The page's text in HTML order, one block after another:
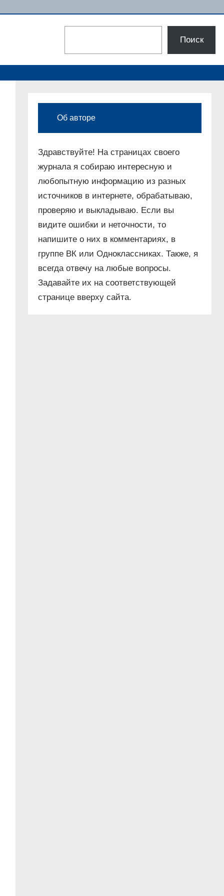
Поиск
Об авторе
Здравствуйте! На страницах своего
журнала я собираю интересную и
любопытную информацию из разных
источников в интернете, обрабатываю,
проверяю и выкладываю. Если вы
видите ошибки и неточности, то
напишите о них в комментариях, в
группе ВК или Одноклассниках. Также, я
всегда отвечу на любые вопросы.
Задавайте их на соответствующей
странице вверху сайта.